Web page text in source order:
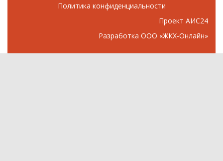
Политика конфиденциальности
Проект АИС24
Разработка ООО «ЖКХ-Онлайн»